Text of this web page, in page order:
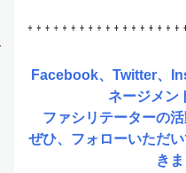
Facebook、Twitter、
ネージメン
ファシリテーターの
ぜひ、フォローいただ
き